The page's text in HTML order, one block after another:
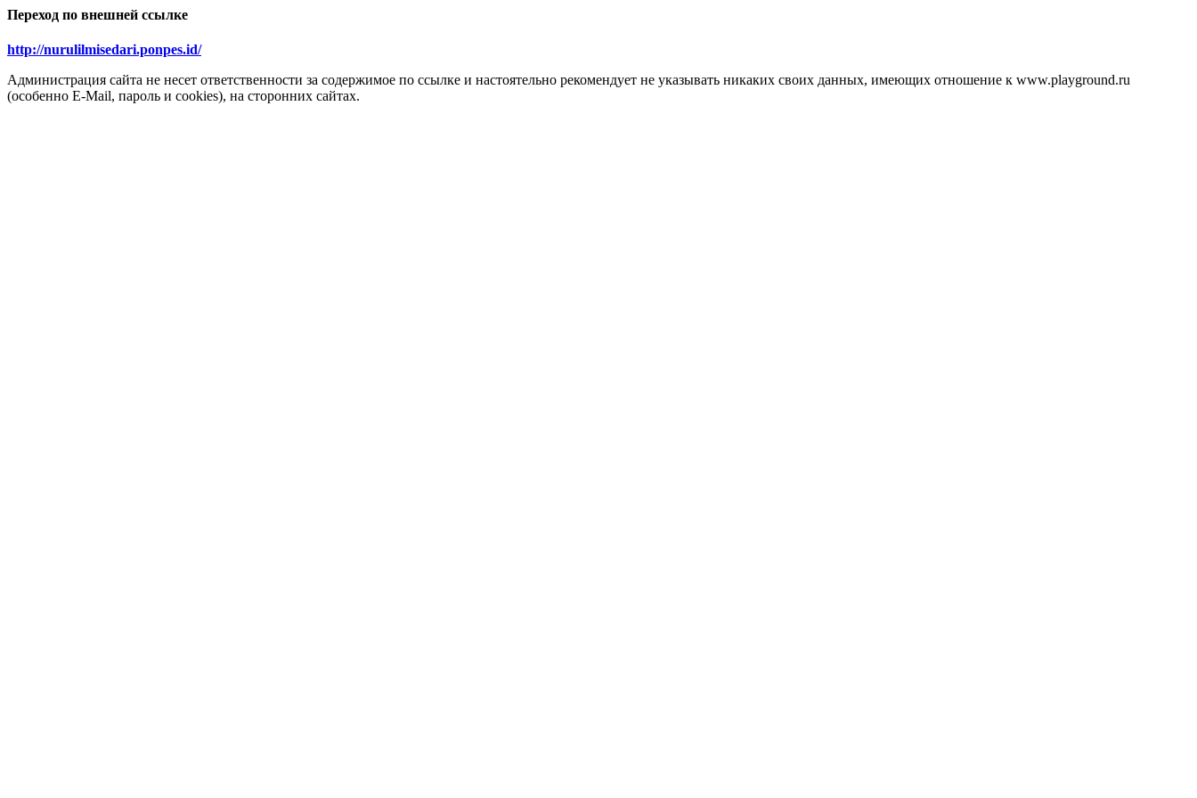
Переход по внешней ссылке
http://nurulilmisedari.ponpes.id/
Администрация сайта не несет ответственности за содержимое по ссылке и настоятельно рекомендует не указывать никаких своих данных, имеющих отношение к www.playground.ru
(особенно E-Mail, пароль и cookies), на сторонних сайтах.